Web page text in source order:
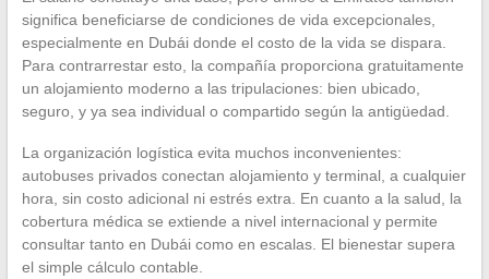
significa beneficiarse de condiciones de vida excepcionales,
especialmente en Dubái donde el costo de la vida se dispara.
Para contrarrestar esto, la compañía proporciona gratuitamente
un alojamiento moderno a las tripulaciones: bien ubicado,
seguro, y ya sea individual o compartido según la antigüedad.
La organización logística evita muchos inconvenientes:
autobuses privados conectan alojamiento y terminal, a cualquier
hora, sin costo adicional ni estrés extra. En cuanto a la salud, la
cobertura médica se extiende a nivel internacional y permite
consultar tanto en Dubái como en escalas. El bienestar supera
el simple cálculo contable.